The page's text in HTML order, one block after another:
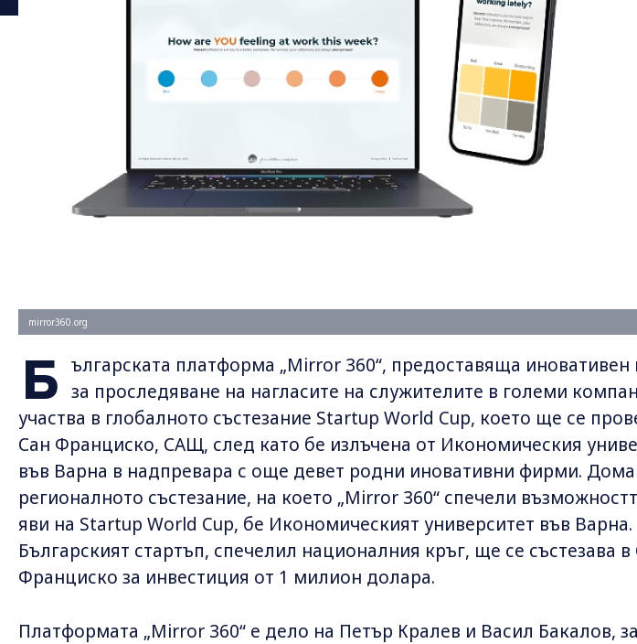
mirror360.org
Б ългарската платформа „Mirror 360“, предоставяща иновативен
за проследяване на нагласите на служителите в големи
участва в глобалното състезание Startup World Cup, което ще се
Сан Франциско, САЩ, след като бе излъчена от Икономическия
във Варна в надпревара с още девет родни иновативни фирми.
регионалното състезание, на което „Mirror 360“ спечели
яви на Startup World Cup, бе Икономическият университет във Варна.
Българският стартъп, спечелил националния кръг, ще се състезава в
Франциско за инвестиция от 1 милион долара.
Платформата „Mirror 360“ е дело на Петър Кралев и Васил Бакалов,